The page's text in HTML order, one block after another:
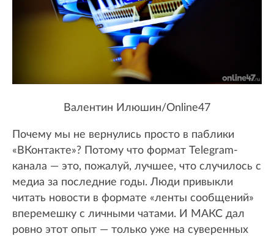
Валентин Илюшин/Online47
Почему мы не вернулись просто в паблики
«ВКонтакте»? Потому что формат Telegram-
канала — это, пожалуй, лучшее, что случилось с
медиа за последние годы. Люди привыкли
читать новости в формате «ленты сообщений»
вперемешку с личными чатами. И МАКС дал
ровно этот опыт — только уже на суверенных